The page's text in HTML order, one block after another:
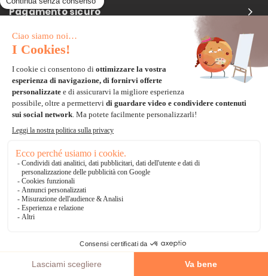
Pagamento sicuro
Carta di credito
Paypal
Bonifico Bancario
3 volte senza tasse
*Soluzioni di consegna
Delivengo Domicilio Internazionale